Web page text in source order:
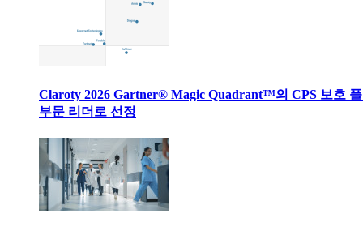
Claroty 2026 Gartner® Magic Quadrant™의 CPS 보호
부문 리더로 선정